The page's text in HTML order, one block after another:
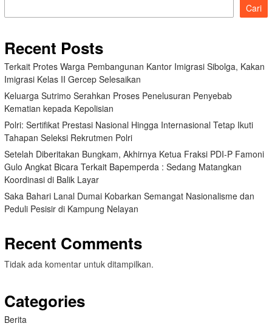
Cari
Recent Posts
Terkait Protes Warga Pembangunan Kantor Imigrasi Sibolga, Kakan
Imigrasi Kelas II Gercep Selesaikan
Keluarga Sutrimo Serahkan Proses Penelusuran Penyebab
Kematian kepada Kepolisian
Polri: Sertifikat Prestasi Nasional Hingga Internasional Tetap Ikuti
Tahapan Seleksi Rekrutmen Polri
Setelah Diberitakan Bungkam, Akhirnya Ketua Fraksi PDI-P Famoni
Gulo Angkat Bicara Terkait Bapemperda : Sedang Matangkan
Koordinasi di Balik Layar
Saka Bahari Lanal Dumai Kobarkan Semangat Nasionalisme dan
Peduli Pesisir di Kampung Nelayan
Recent Comments
Tidak ada komentar untuk ditampilkan.
Categories
Berita